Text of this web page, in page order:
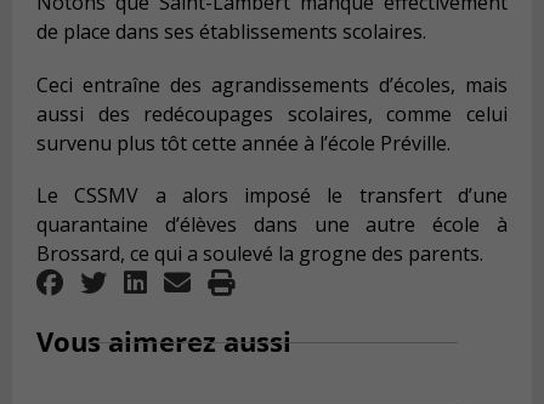
de place dans ses établissements scolaires.
Ceci entraîne des agrandissements d’écoles, mais
aussi des redécoupages scolaires, comme celui
survenu plus tôt cette année à l’école Préville.
Le CSSMV a alors imposé le transfert d’une
quarantaine d’élèves dans une autre école à
Brossard, ce qui a soulevé la grogne des parents.
Vous aimerez aussi